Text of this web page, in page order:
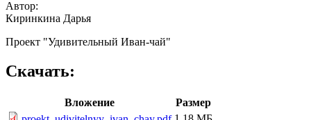
Автор:
Киринкина Дарья
Проект "Удивительный Иван-чай"
Скачать:
Вложение
Размер